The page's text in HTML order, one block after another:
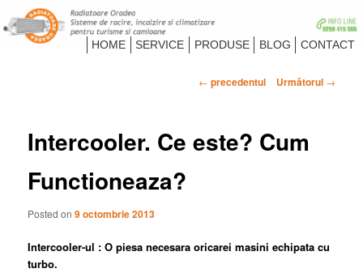
Despre Radiatoare Camioane si Turisme
HOME SERVICE PRODUSE BLOG CONTACT
Navigare
← precedentul Următorul →
Intercooler. Ce este? Cum
Functioneaza?
Posted on9 octombrie 2013
Intercooler-ul : O piesa necesara oricarei masini echipata cu
turbo.